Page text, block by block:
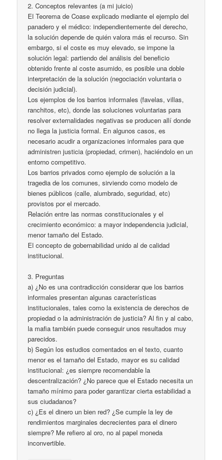
2. Conceptos relevantes (a mi juicio)
El Teorema de Coase explicado mediante el ejemplo del
panadero y el médico: independientemente del derecho,
la solución depende de quién valora más el recurso. Sin
embargo, si el coste es muy elevado, se impone la
solución legal: partiendo del análisis del beneficio
obtenido frente al coste asumido, es posible una doble
interpretación de la solución (negociación voluntaria o
decisión judicial).
Los ejemplos de los barrios informales (favelas, villas,
ranchitos, etc), donde las soluciones voluntarias para
resolver externalidades negativas se producen allí donde
no llega la justicia formal. En algunos casos, es
necesario acudir a organizaciones informales para que
administren justicia (propiedad, crimen), haciéndolo en un
entorno competitivo.
Los barrios privados como ejemplo de solución a la
tragedia de los comunes, sirviendo como modelo de
bienes públicos (calle, alumbrado, seguridad, etc)
provistos por el mercado.
Relación entre las normas constitucionales y el
crecimiento económico: a mayor independencia judicial,
menor tamaño del Estado.
El concepto de gobernabilidad unido al de calidad
institucional.
3. Preguntas
a) ¿No es una contradicción considerar que los barrios
informales presentan algunas características
institucionales, tales como la existencia de derechos de
propiedad o la administración de justicia? Al fin y al cabo,
la mafia también puede conseguir unos resultados muy
parecidos.
b) Según los estudios comentados en el texto, cuanto
menor es el tamaño del Estado, mayor es su calidad
institucional: ¿es siempre recomendable la
descentralización? ¿No parece que el Estado necesita un
tamaño mínimo para poder garantizar cierta estabilidad a
sus ciudadanos?
c) ¿Es el dinero un bien red? ¿Se cumple la ley de
rendimientos marginales decrecientes para el dinero
siempre? Me refiero al oro, no al papel moneda
inconvertible.